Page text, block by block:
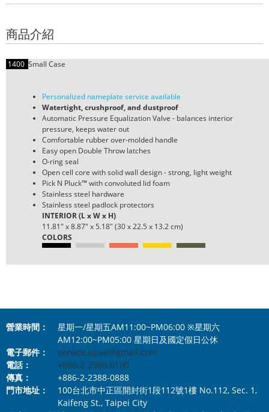
商品介紹
1400 Small Case
Personalized nameplate service available
Watertight, crushproof, and dustproof
Automatic Pressure Equalization Valve - balances interior
pressure, keeps water out
Comfortable rubber over-molded handle
Easy open Double Throw latches
O-ring seal
Open cell core with solid wall design - strong, light weight
Pick N Pluck™ with convoluted lid foam
Stainless steel hardware
Stainless steel padlock protectors
INTERIOR (L x W x H)
11.81" x 8.87" x 5.18" (30 x 22.5 x 13.2 cm)
COLORS
營業時間：
星期一/星期五AM11:00~PM06:00 ※星期六
AM12:00~PM05:00 星期日及國定假日公休
電子郵件：
service.upve@gmail.com
電話：
+886-2-2388-0100
傳真：
+886-2-2388-0888
門市地址：
100台北市中正區開封街1段112號1樓 No.112, Sec. 1,
Kaifeng St., Taipei City